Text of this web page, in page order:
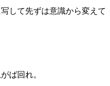
して先ずは意識から変えて
ば回れ。